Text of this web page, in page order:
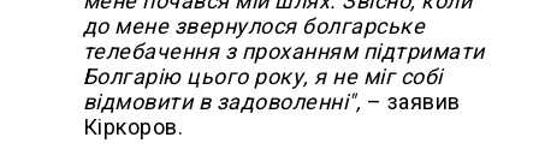
до мене звернулося болгарське
телебачення з проханням підтримати
Болгарію цього року, я не міг собі
відмовити в задоволенні", – заявив
Кіркоров.